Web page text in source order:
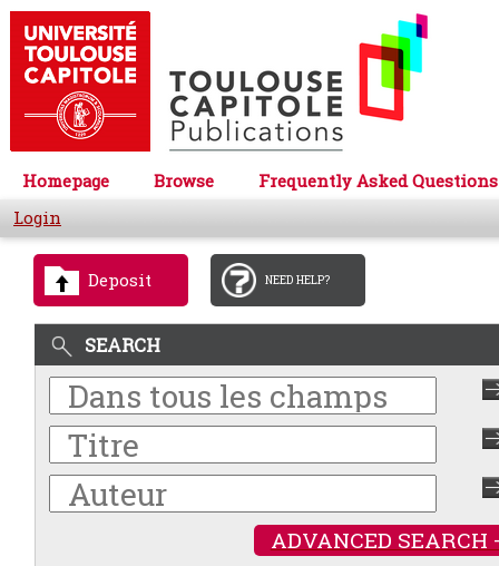
Homepage Browse
Frequently Asked Questions
Login
Deposit NEED HELP?
SEARCH
ADVANCED SEARCH